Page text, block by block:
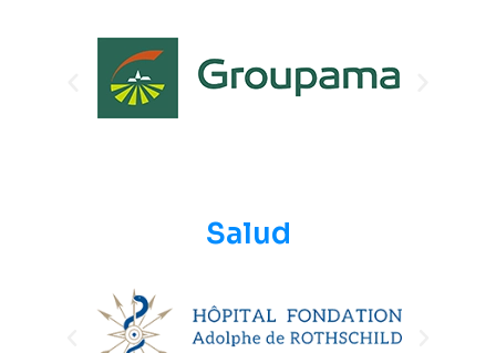
Salud